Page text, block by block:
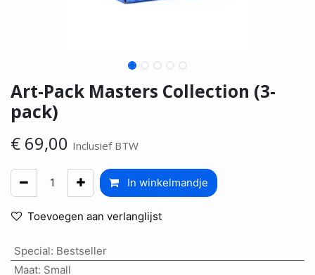
Art-Pack Masters Collection (3-
pack)
€ 69,00 Inclusief BTW
In winkelmandje
Toevoegen aan verlanglijst
Special: Bestseller
Maat: Small